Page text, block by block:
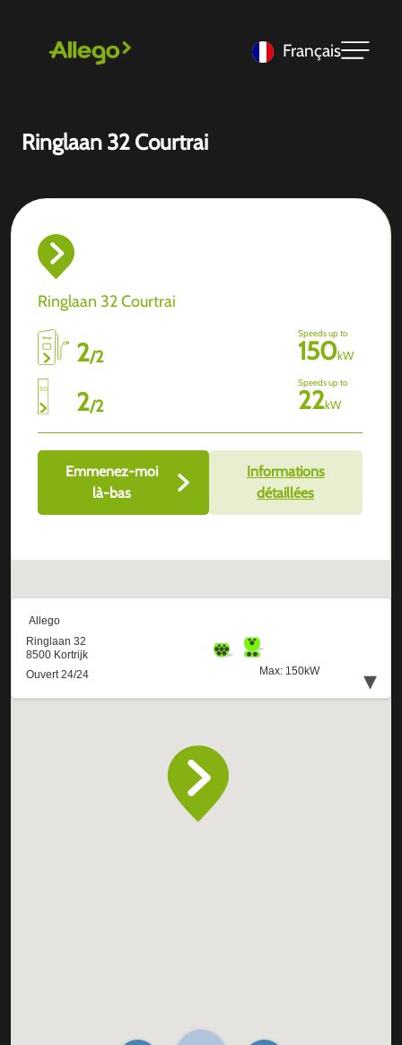
Français
Ringlaan 32 Courtrai
Ringlaan 32 Courtrai
2/2
Speeds up to
150kW
2/2
Speeds up to
22kW
Emmenez-moi
là-bas
Informations
détaillées